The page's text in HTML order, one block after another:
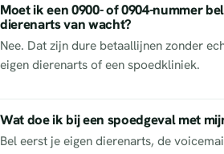
Moet ik een 0900- of 0904-nummer
dierenarts van wacht?
Nee. Dat zijn dure betaallijnen zonder
eigen dierenarts of een spoedkliniek.
Wat doe ik bij een spoedgeval met
Bel eerst je eigen dierenarts, de